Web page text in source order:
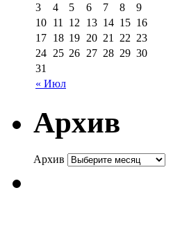
« Июл
3
4 5 6 7 8
9
10 11 12 13 14 15 16
17 18 19 20 21 22 23
24 25 26 27 28 29 30
31
Архив
Архив